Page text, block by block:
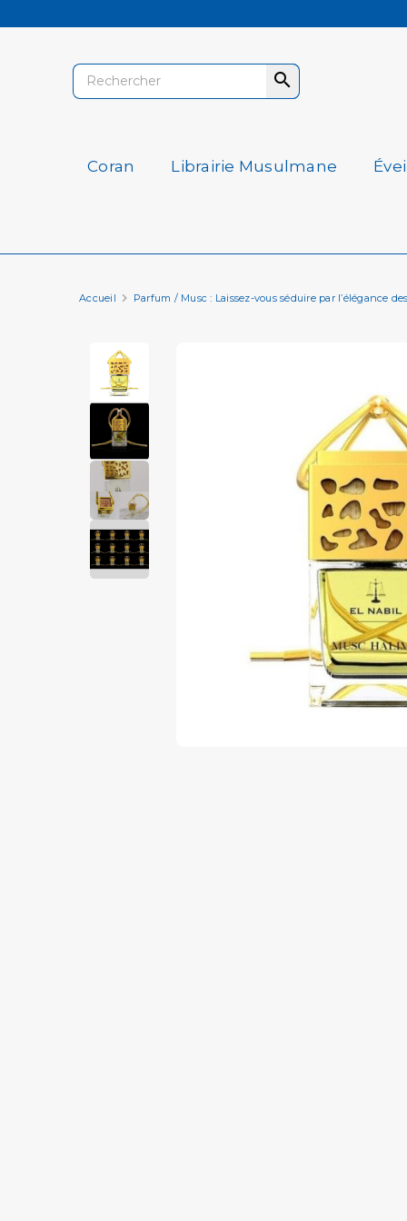

Coran Librairie Musulmane
Accueil Parfum / Musc : Laissez-vous séduire par l’élégance